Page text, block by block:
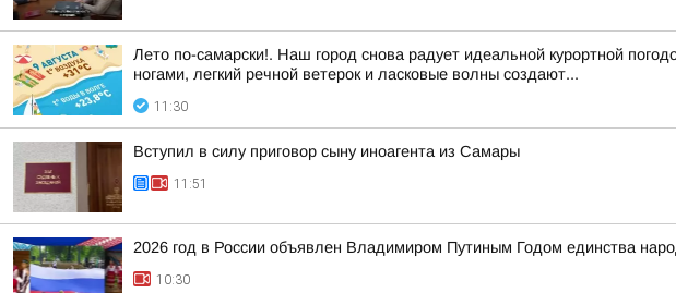
Лето по-самарски!. Наш город снова радует идеальной курортной
ногами, легкий речной ветерок и ласковые волны создают...
11:30
Вступил в силу приговор сыну иноагента из Самары
11:51
2026 год в России объявлен Владимиром Путиным Годом единства
10:30